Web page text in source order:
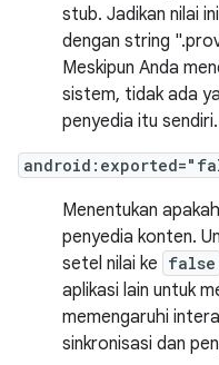
stub. Jadikan nilai
dengan string
Meskipun Anda
sistem, tidak ada
penyedia itu sendiri.
Menentukan
penyedia konten.
setel nilai ke false
aplikasi lain untuk
memengaruhi
sinkronisasi dan